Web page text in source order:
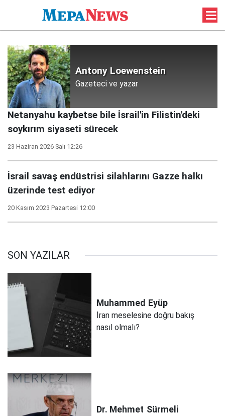
Antony Loewenstein
Gazeteci ve yazar
Netanyahu kaybetse bile İsrail'in Filistin'deki
soykırım siyaseti sürecek
23 Haziran 2026 Salı 12:26
İsrail savaş endüstrisi silahlarını Gazze halkı
üzerinde test ediyor
20 Kasım 2023 Pazartesi 12:00
SON YAZILAR
Muhammed Eyüp
İran meselesine doğru bakış
nasıl olmalı?
Dr. Mehmet Sürmeli